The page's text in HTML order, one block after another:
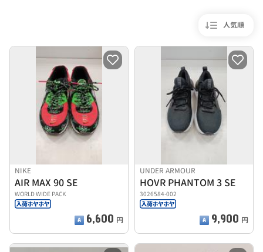
人気順
NIKE
AIR MAX 90 SE
WORLD WIDE PACK
6,600 円
UNDER ARMOUR
HOVR PHANTOM 3 SE
3026584-002
9,900 円